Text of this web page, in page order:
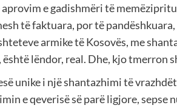
e gadishmëri të
të faktuara, por të
armike të Kosovës, me
është lëndor, real. Dhe, kjo tmerron
unike i një shantazhimi të
e qeverisë së parë ligjore,